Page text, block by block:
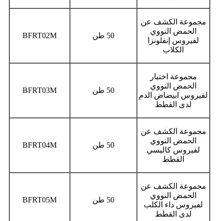
مجموعة الكشف عن
الحمض النووي
لفيروس إنفلونزا
الكلاب
50 طن BFRT02M
مجموعة اختبار
الحمض النووي
لفيروس ابيضاض الدم
لدى القطط
50 طن BFRT03M
مجموعة الكشف عن
الحمض النووي
لفيروس كاليسي
القطط
50 طن BFRT04M
مجموعة الكشف عن
الحمض النووي
لفيروس داء الكلب
لدى القطط
50 طن BFRT05M